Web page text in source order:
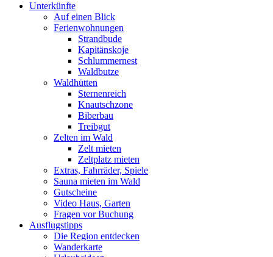
Unterkünfte
Auf einen Blick
Ferienwohnungen
Strandbude
Kapitänskoje
Schlummernest
Waldbutze
Waldhütten
Sternenreich
Knautschzone
Biberbau
Treibgut
Zelten im Wald
Zelt mieten
Zeltplatz mieten
Extras, Fahrräder, Spiele
Sauna mieten im Wald
Gutscheine
Video Haus, Garten
Fragen vor Buchung
Ausflugstipps
Die Region entdecken
Wanderkarte